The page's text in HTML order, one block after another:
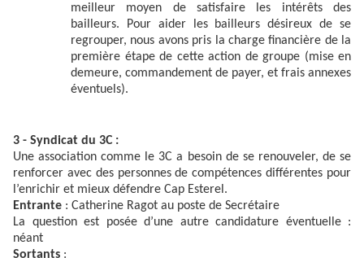
meilleur moyen de satisfaire les intérêts des
bailleurs. Pour aider les bailleurs désireux de se
regrouper, nous avons pris la charge financière de la
première étape de cette action de groupe (mise en
demeure, commandement de payer, et frais annexes
éventuels).
3 - Syndicat du 3C :
Une association comme le 3C a besoin de se renouveler, de se
renforcer avec des personnes de compétences différentes pour
l’enrichir et mieux défendre Cap Esterel.
Entrante : Catherine Ragot au poste de Secrétaire
La question est posée d’une autre candidature éventuelle :
néant
Sortants :